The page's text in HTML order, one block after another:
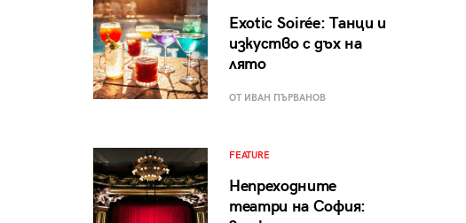
Exotic Soirée: Танци и
изкуство с дъх на
лято
ОТ ИВАН ПЪРВАНОВ
FEATURE
Непреходните
театри на София: